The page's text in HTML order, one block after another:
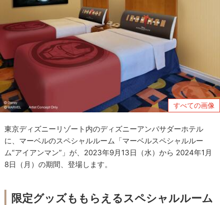
すべての画像
東京ディズニーリゾート内のディズニーアンバサダーホテル
に、マーベルのスペシャルルーム「マーベルスペシャルルー
ム“アイアンマン”」が、2023年9月13日（水）から 2024年1月
8日（月）の期間、登場します。
限定グッズももらえるスペシャルルーム